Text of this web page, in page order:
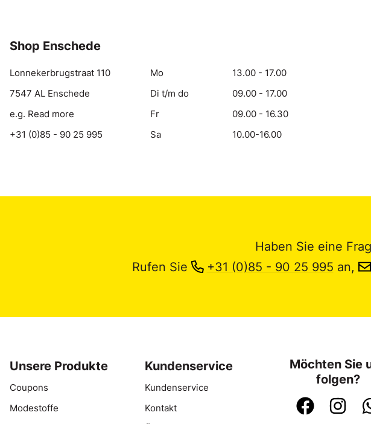
Shop Enschede
Lonnekerbrugstraat 110
7547 AL Enschede
e.g. Read more
+31 (0)85 - 90 25 995
Mo
13.00 - 17.00
Di t/m do
09.00 - 17.00
Fr
09.00 - 16.30
Sa
10.00-16.00
Haben Sie eine
Rufen Sie
+31 (0)85 - 90 25 995 an,
Unsere Produkte
Coupons
Modestoffe
Kundenservice
Kundenservice
Kontakt
Möchten Sie
folgen?